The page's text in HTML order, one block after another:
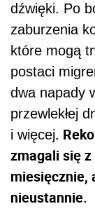
dźwięki. Po
zaburzenia
które mogą
postaci
dwa napady
przewlekłej
i więcej.
zmagali się
miesięcznie,
nieustannie.